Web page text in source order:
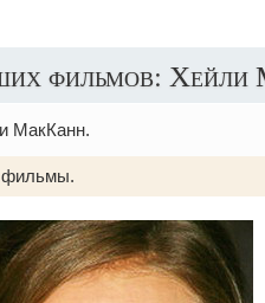
фильмов:
МакКанн.
фильмы.